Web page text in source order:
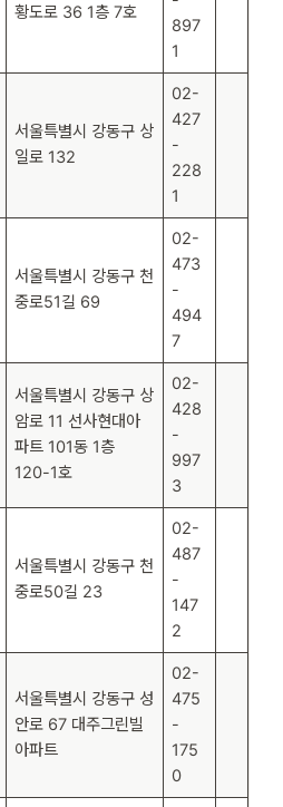
황도로 36 1층 7호
897
1
서울특별시 강동구 상
일로 132
02-
427
-
228
1
서울특별시 강동구 천
중로51길 69
02-
473
-
494
7
서울특별시 강동구 상
암로 11 선사현대아
파트 101동 1층
120-1호
02-
428
-
997
3
서울특별시 강동구 천
중로50길 23
02-
487
-
147
2
서울특별시 강동구 성
안로 67 대주그린빌
아파트
02-
475
-
175
0